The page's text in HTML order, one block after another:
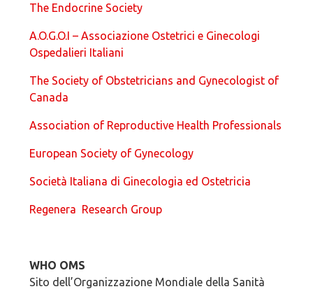
The Endocrine Society
A.O.G.O.I – Associazione Ostetrici e Ginecologi
Ospedalieri Italiani
The Society of Obstetricians and Gynecologist of
Canada
Association of Reproductive Health Professionals
European Society of Gynecology
Società Italiana di Ginecologia ed Ostetricia
Regenera Research Group
WHO OMS
Sito dell’Organizzazione Mondiale della Sanità